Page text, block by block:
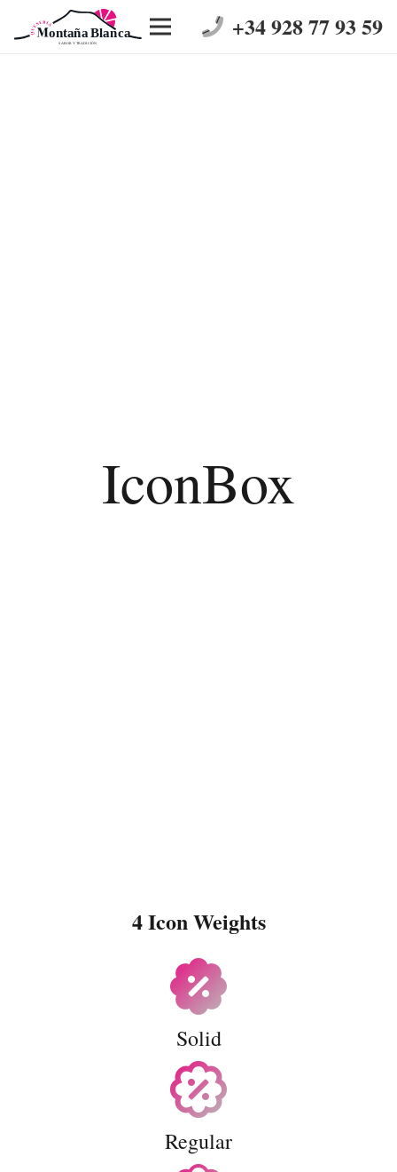
+34 928 77 93 59
IconBox
4 Icon Weights
Solid
Regular